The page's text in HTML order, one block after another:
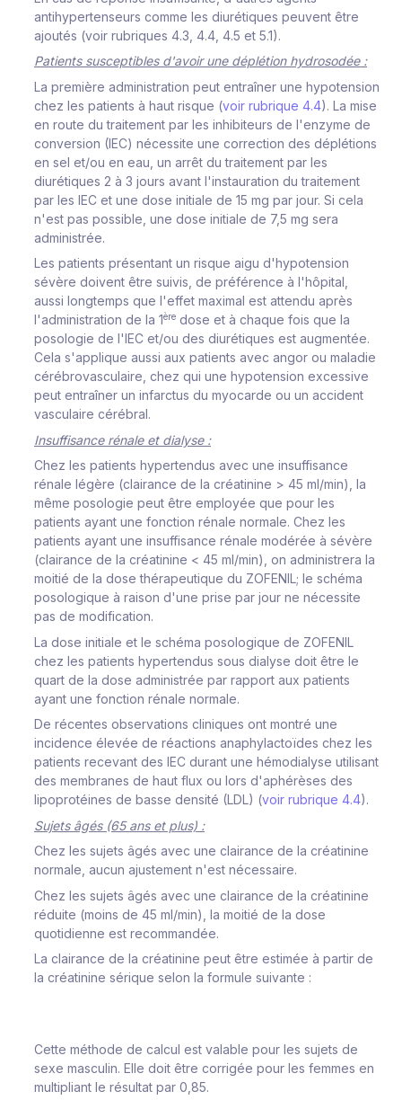
antihypertenseurs comme les diurétiques peuvent être
ajoutés (voir rubriques 4.3, 4.4, 4.5 et 5.1).
Patients susceptibles d'avoir une déplétion hydrosodée :
La première administration peut entraîner une hypotension
chez les patients à haut risque (voir rubrique 4.4). La mise
en route du traitement par les inhibiteurs de l'enzyme de
conversion (IEC) nécessite une correction des déplétions
en sel et/ou en eau, un arrêt du traitement par les
diurétiques 2 à 3 jours avant l'instauration du traitement
par les IEC et une dose initiale de 15 mg par jour. Si cela
n'est pas possible, une dose initiale de 7,5 mg sera
administrée.
Les patients présentant un risque aigu d'hypotension
sévère doivent être suivis, de préférence à l'hôpital,
aussi longtemps que l'effet maximal est attendu après
l'administration de la 1ère dose et à chaque fois que la
posologie de l'IEC et/ou des diurétiques est augmentée.
Cela s'applique aussi aux patients avec angor ou maladie
cérébrovasculaire, chez qui une hypotension excessive
peut entraîner un infarctus du myocarde ou un accident
vasculaire cérébral.
Insuffisance rénale et dialyse :
Chez les patients hypertendus avec une insuffisance
rénale légère (clairance de la créatinine > 45 ml/min), la
même posologie peut être employée que pour les
patients ayant une fonction rénale normale. Chez les
patients ayant une insuffisance rénale modérée à sévère
(clairance de la créatinine < 45 ml/min), on administrera la
moitié de la dose thérapeutique du ZOFENIL; le schéma
posologique à raison d'une prise par jour ne nécessite
pas de modification.
La dose initiale et le schéma posologique de ZOFENIL
chez les patients hypertendus sous dialyse doit être le
quart de la dose administrée par rapport aux patients
ayant une fonction rénale normale.
De récentes observations cliniques ont montré une
incidence élevée de réactions anaphylactoïdes chez les
patients recevant des IEC durant une hémodialyse utilisant
des membranes de haut flux ou lors d'aphérèses des
lipoprotéines de basse densité (LDL) (voir rubrique 4.4).
Sujets âgés (65 ans et plus) :
Chez les sujets âgés avec une clairance de la créatinine
normale, aucun ajustement n'est nécessaire.
Chez les sujets âgés avec une clairance de la créatinine
réduite (moins de 45 ml/min), la moitié de la dose
quotidienne est recommandée.
La clairance de la créatinine peut être estimée à partir de
la créatinine sérique selon la formule suivante :
Cette méthode de calcul est valable pour les sujets de
sexe masculin. Elle doit être corrigée pour les femmes en
multipliant le résultat par 0,85.